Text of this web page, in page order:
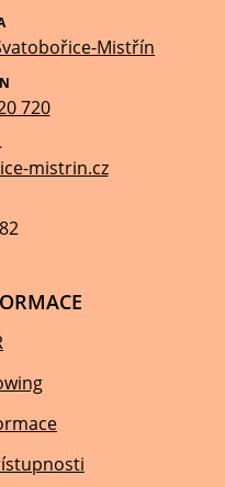
Mistřín
720
mistrin.cz